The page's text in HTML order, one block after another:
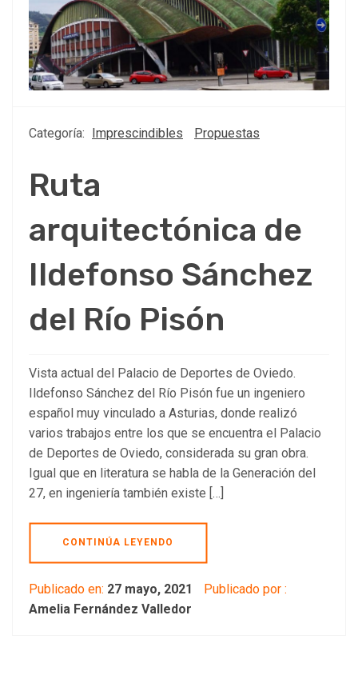
Categoría: Imprescindibles Propuestas
Ruta
arquitectónica de
Ildefonso Sánchez
del Río Pisón
Vista actual del Palacio de Deportes de Oviedo.
Ildefonso Sánchez del Río Pisón fue un ingeniero
español muy vinculado a Asturias, donde realizó
varios trabajos entre los que se encuentra el Palacio
de Deportes de Oviedo, considerada su gran obra.
Igual que en literatura se habla de la Generación del
27, en ingeniería también existe […]
CONTINÚA LEYENDO
Publicado en: 27 mayo, 2021
Publicado por :
Amelia Fernández Valledor